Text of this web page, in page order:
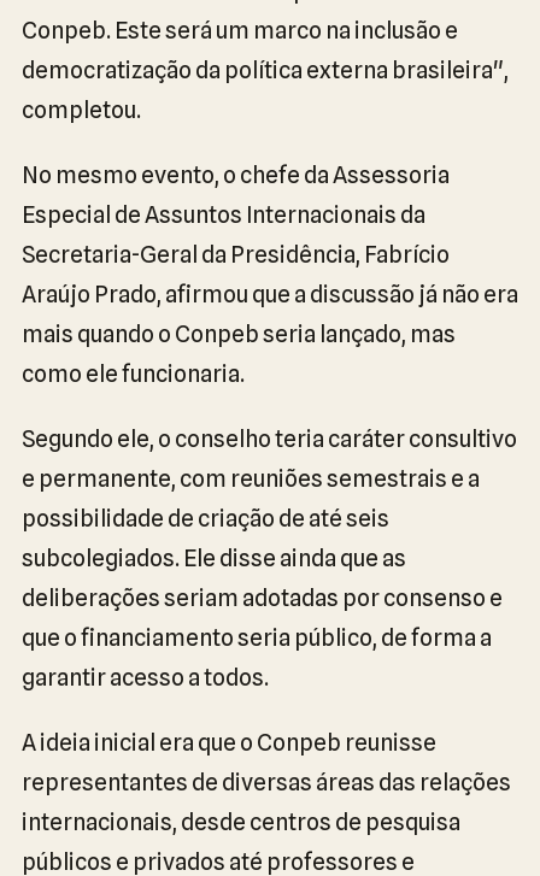
Conpeb. Este será um marco na inclusão e
democratização da política externa brasileira",
completou.
No mesmo evento, o chefe da Assessoria
Especial de Assuntos Internacionais da
Secretaria-Geral da Presidência, Fabrício
Araújo Prado, afirmou que a discussão já não era
mais quando o Conpeb seria lançado, mas
como ele funcionaria.
Segundo ele, o conselho teria caráter consultivo
e permanente, com reuniões semestrais e a
possibilidade de criação de até seis
subcolegiados. Ele disse ainda que as
deliberações seriam adotadas por consenso e
que o financiamento seria público, de forma a
garantir acesso a todos.
A ideia inicial era que o Conpeb reunisse
representantes de diversas áreas das relações
internacionais, desde centros de pesquisa
públicos e privados até professores e